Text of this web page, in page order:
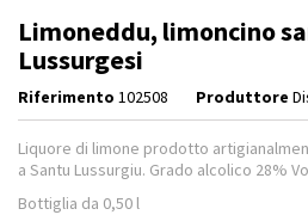
Limoneddu, limoncino
Lussurgesi
Riferimento 102508 Produttore
Liquore di limone prodotto
a Santu Lussurgiu. Grado alcolico 28%
Bottiglia da 0,50 l